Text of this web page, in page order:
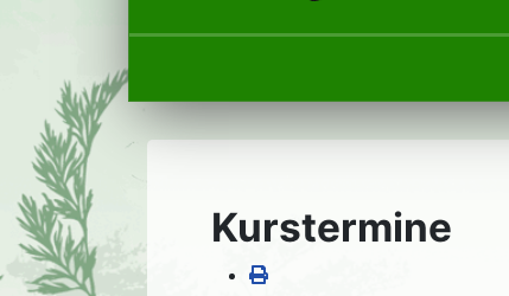
Kurstermine